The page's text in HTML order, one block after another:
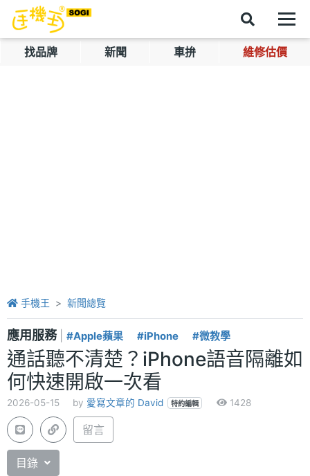
找品牌 新聞 車拚 維修估價
手機王 新聞總覽
應用服務 #Apple蘋果 #iPhone #微教學
通話聽不清楚？iPhone語音隔離如
何快速開啟一次看
2026-05-15 by 愛寫文章的 David 特約編輯 1428
留言
目錄